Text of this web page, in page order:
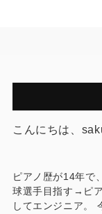
こんにちは、
ピアノ歴が14年で
球選手目指す→ピ
してエンジニア。